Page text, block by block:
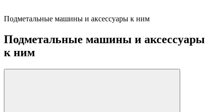
Подметальные машины и аксессуары к ним
Подметальные машины и аксессуары
к ним